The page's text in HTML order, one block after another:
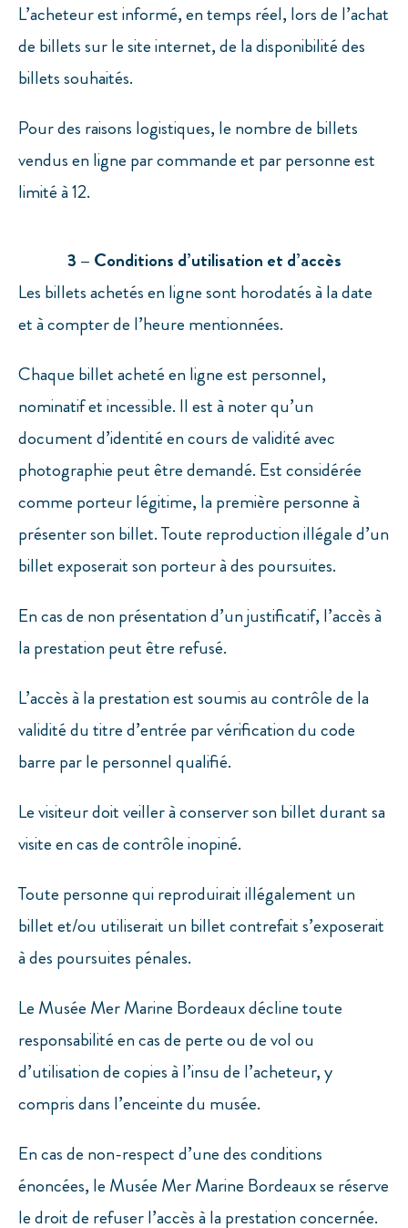
L’acheteur est informé, en temps réel, lors de l’achat
de billets sur le site internet, de la disponibilité des
billets souhaités.
Pour des raisons logistiques, le nombre de billets
vendus en ligne par commande et par personne est
limité à 12.
3 – Conditions d’utilisation et d’accès
Les billets achetés en ligne sont horodatés à la date
et à compter de l’heure mentionnées.
Chaque billet acheté en ligne est personnel,
nominatif et incessible. Il est à noter qu’un
document d’identité en cours de validité avec
photographie peut être demandé. Est considérée
comme porteur légitime, la première personne à
présenter son billet. Toute reproduction illégale d’un
billet exposerait son porteur à des poursuites.
En cas de non présentation d’un justificatif, l’accès à
la prestation peut être refusé.
L’accès à la prestation est soumis au contrôle de la
validité du titre d’entrée par vérification du code
barre par le personnel qualifié.
Le visiteur doit veiller à conserver son billet durant sa
visite en cas de contrôle inopiné.
Toute personne qui reproduirait illégalement un
billet et/ou utiliserait un billet contrefait s’exposerait
à des poursuites pénales.
Le Musée Mer Marine Bordeaux décline toute
responsabilité en cas de perte ou de vol ou
d’utilisation de copies à l’insu de l’acheteur, y
compris dans l’enceinte du musée.
En cas de non-respect d’une des conditions
énoncées, le Musée Mer Marine Bordeaux se réserve
le droit de refuser l’accès à la prestation concernée.